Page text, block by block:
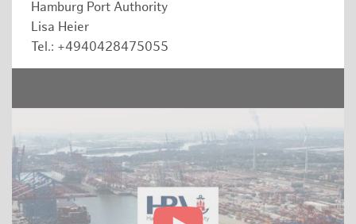
Hamburg Port Authority
Lisa Heier
Tel.: +4940428475055